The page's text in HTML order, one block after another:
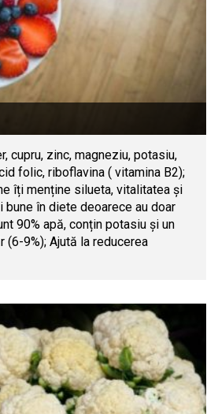
cupru, zinc, magneziu, potasiu,
folic, riboflavina ( vitamina B2);
îți menține silueta, vitalitatea și
bune în diete deoarece au doar
90% apă, conțin potasiu și un
(6-9%); Ajută la reducerea